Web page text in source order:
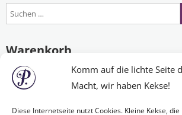
Komm auf die lichte Seite
Macht, wir haben Kekse!
Diese Internetseite nutzt Cookies. Kleine Kekse,
Warenkorb
Es befinden sich keine Produkte im Warenkorb.